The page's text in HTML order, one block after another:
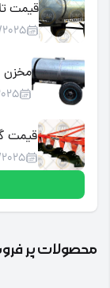
قیمت
خرید
محصولات پر